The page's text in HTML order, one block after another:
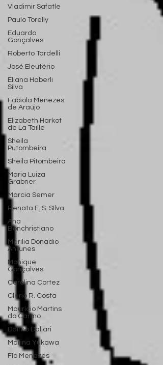
Vladimir Safatle
Paulo Torelly
Eduardo
Gonçalves
Roberto Tardelli
José Eleutério
Eliana Haberli
Silva
Fabíola Menezes
de Araújo
Elizabeth Harkot
de La Taille
Sheila
Putombeira
Sheila Pitombeira
Maria Luiza
Grabner
Marcia Semer
Renata F. S. SIlva
Ana
Bonchristiano
Marilia Donadio
Antunes
Monique
Gonçalves
Carolina Cortez
Clério R. Costa
Maurício Martins
do Carmo
Dalmo Dallari
Marina Yukawa
Flo Menezes